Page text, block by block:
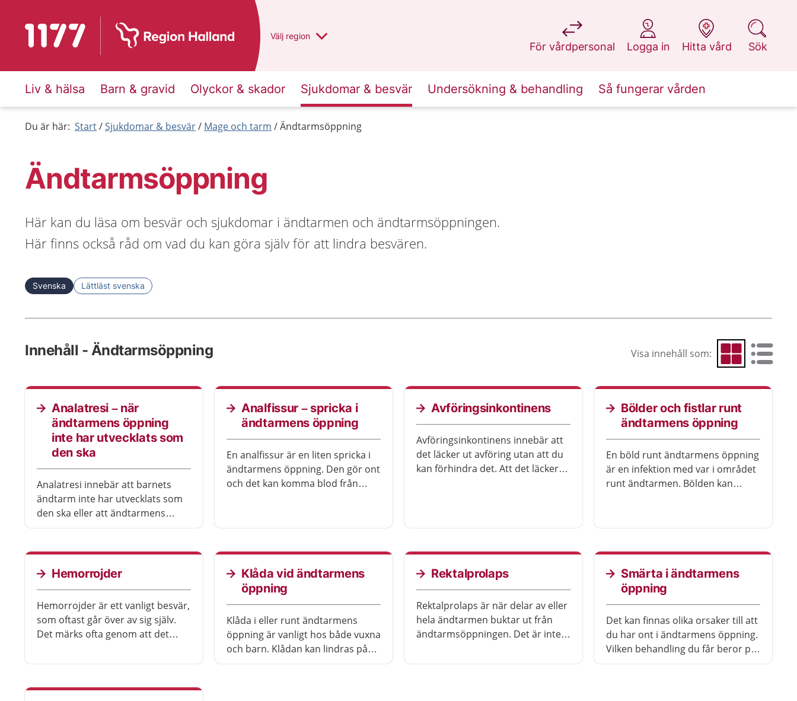
Till startsidan för 1177 Du har valt region
Välj en annan
region
För vårdpersonal
på 1177.se
Logga in
på 1177.se
Hitta vård
på 1177.se
Sök
på 1177.se
Liv & hälsa Barn & gravid Olyckor & skador Sjukdomar & besvär Undersökning & behandling Så fungerar vården
Du är här: Start Sjukdomar & besvär Mage och tarm Ändtarmsöppning
Ändtarmsöppning
Här kan du läsa om besvär och sjukdomar i ändtarmen och ändtarmsöppningen.
Här finns också råd om vad du kan göra själv för att lindra besvären.
Svenska Lättläst svenska
Innehåll - Ändtarmsöppning Visa innehåll som: Visa som rutnät
Visa som
Analatresi – när
ändtarmens öppning
inte har utvecklats som
den ska
Analatresi innebär att barnets
ändtarm inte har utvecklats som
den ska eller att ändtarmens
inte bajsa alls.
Analfissur – spricka i
ändtarmens öppning
En analfissur är en liten spricka i
ändtarmens öppning. Den gör ont
och det kan komma blod från
behandling.
Avföringsinkontinens
Avföringsinkontinens innebär att
det läcker ut avföring utan att du
kan förhindra det. Att det läcker
avföringsinkontinens är vanligare
än vad många tror.
Bölder och fistlar runt
ändtarmens öppning
En böld runt ändtarmens öppning
är en infektion med var i området
runt ändtarmen. Bölden kan
eller fisteln behövs oftast en
operation.
Hemorrojder
Hemorrojder är ett vanligt besvär,
som oftast går över av sig själv.
Det märks ofta genom att det
kan göra mycket själv för att
Klåda vid ändtarmens
öppning
Klåda i eller runt ändtarmens
öppning är vanligt hos både vuxna
och barn. Klådan kan lindras på
Rektalprolaps
Rektalprolaps är när delar av eller
hela ändtarmen buktar ut från
ändtarmsöppningen. Det är inte
Smärta i ändtarmens
öppning
Det kan finnas olika orsaker till att
du har ont i ändtarmens öppning.
Vilken behandling du får beror på